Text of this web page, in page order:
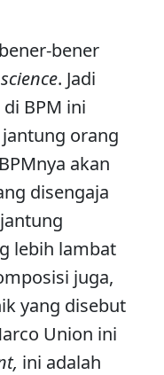
bener
. Jadi
BPM ini
orang
akan
disengaja
lebih lambat
juga,
yang disebut
Union ini
ini adalah